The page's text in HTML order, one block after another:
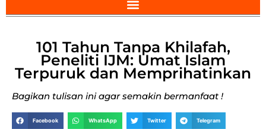
101 Tahun Tanpa Khilafah,
Peneliti IJM: Umat Islam
Terpuruk dan Memprihatinkan
Bagikan tulisan ini agar semakin bermanfaat !
Facebook WhatsApp Twitter Telegram